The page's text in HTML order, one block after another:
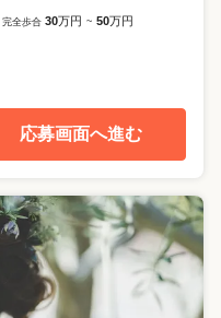
完全歩合 30万円 ~ 50万円
応募画面へ進む